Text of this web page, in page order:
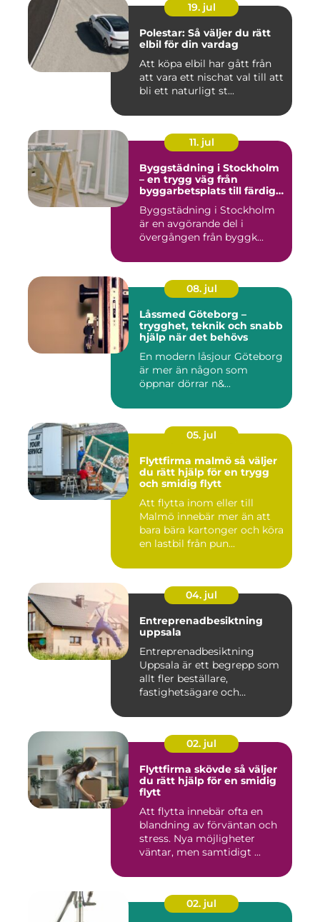
19. jul
Polestar: Så väljer du rätt
elbil för din vardag
Att köpa elbil har gått från
att vara ett nischat val till att
bli ett naturligt st...
11. jul
Byggstädning i Stockholm
– en trygg väg från
byggarbetsplats till färdig
Byggstädning i Stockholm
är en avgörande del i
övergången från byggk...
08. jul
Låssmed Göteborg –
trygghet, teknik och snabb
hjälp när det behövs
En modern låsjour Göteborg
är mer än någon som
öppnar dörrar n&...
05. jul
Flyttfirma malmö så väljer
du rätt hjälp för en trygg
och smidig flytt
Att flytta inom eller till
Malmö innebär mer än att
bara bära kartonger och köra
en lastbil från pun...
04. jul
Entreprenadbesiktning
uppsala
Entreprenadbesiktning
Uppsala är ett begrepp som
allt fler beställare,
fastighetsägare och
02. jul
Flyttfirma skövde så väljer
du rätt hjälp för en smidig
flytt
Att flytta innebär ofta en
blandning av förväntan och
stress. Nya möjligheter
väntar, men samtidigt ...
02. jul